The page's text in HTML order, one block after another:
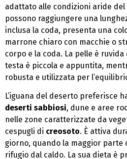
adattato alle condizioni aride
possono raggiungere una
inclusa la coda, presenta una
marrone chiaro con macchie o
corpo e la coda. La pelle è
testa è piccola e appuntita,
robusta e utilizzata per
L’iguana del deserto preferisce
deserti sabbiosi, dune e aree
nelle zone caratterizzate da
cespugli di creosoto. È attiva
giorno, quando la maggior parte
rifugio dal caldo. La sua dieta è